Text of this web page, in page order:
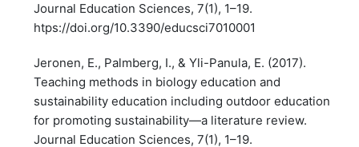
Journal Education Sciences, 7(1), 1–19.
htps://doi.org/10.3390/educsci7010001
Jeronen, E., Palmberg, I., & Yli-Panula, E. (2017).
Teaching methods in biology education and
sustainability education including outdoor education
for promoting sustainability—a literature review.
Journal Education Sciences, 7(1), 1–19.